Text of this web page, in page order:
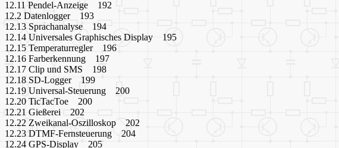
12.11 Pendel-Anzeige 192
12.2 Datenlogger 193
12.13 Sprachanalyse 194
12.14 Universales Graphisches Display 195
12.15 Temperaturregler 196
12.16 Farberkennung 197
12.17 Clip und SMS 198
12.18 SD-Logger 199
12.19 Universal-Steuerung 200
12.20 TicTacToe 200
12.21 Gießerei 202
12.22 Zweikanal-Oszilloskop 202
12.23 DTMF-Fernsteuerung 204
12.24 GPS-Display 205